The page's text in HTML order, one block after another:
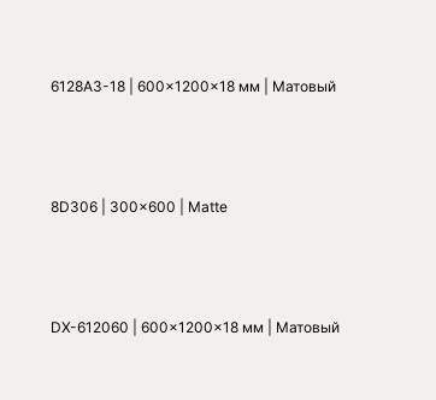
6128A3-18 | 600x1200x18 мм | Матовый
8D306 | 300x600 | Matte
DX-612060 | 600x1200x18 мм | Матовый